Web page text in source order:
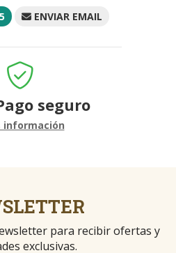
ENVIAR EMAIL
seguro
información
para recibir ofertas y
exclusivas.